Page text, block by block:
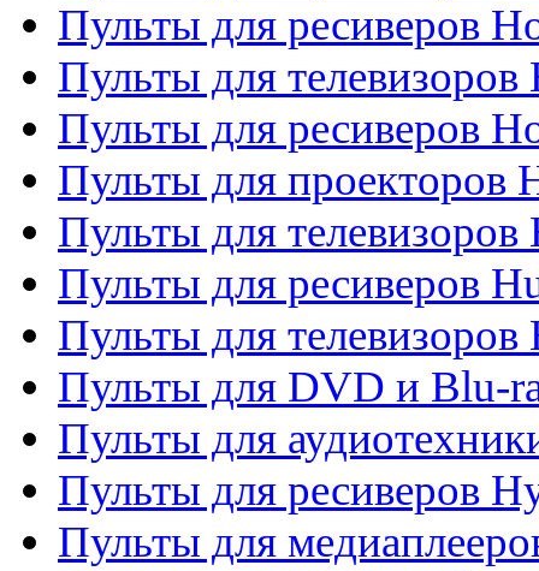
Пульты для ресиверов
Пульты для
Пульты для ресиверов
Пульты для проекторов
Пульты для телевизоров
Пульты для ресиверов
Пульты для
Пульты для DVD и Blu-
Пульты для
Пульты для ресиверов
Пульты для